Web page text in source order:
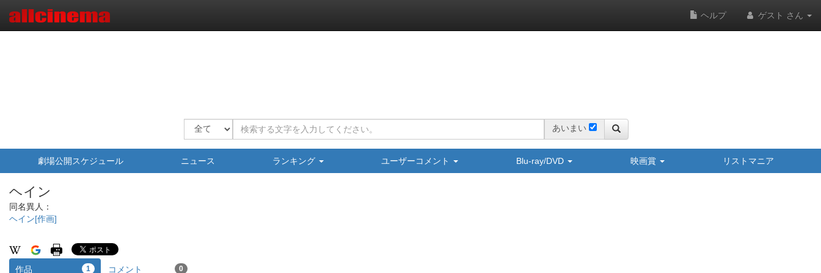
ヘルプ ゲスト さん
あいまい
劇場公開スケジュール ニュース ランキング ユーザーコメント Blu-ray/DVD 映画賞 リストマニア
ヘイン
同名異人：
ヘイン[作画]
作品 1 コメント 0